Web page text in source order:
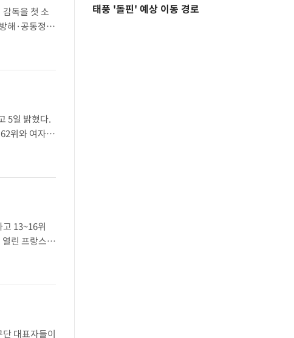
독을 첫 소
해·공동정범
회의 대표팀
5일 밝혔다.
위와 여자 3
뛰..
13~16위
린 프랑스와
졌다.이진
대표자들이
태풍 '돌핀' 예상 이동 경로